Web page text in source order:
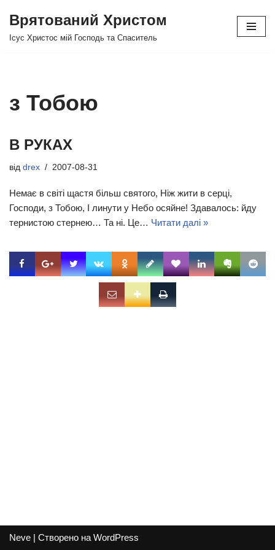
Перейти
Врятований Христом
Ісус Христос мій Господь та Спаситель
з Тобою
В РУКАХ
від drex 2007-08-31
Немає в світі щастя більш святого, Ніж жити в серці,
Господи, з Тобою, І линути у Небо осяйне! Здавалось: йду
тернистою стернею… Та ні. Це… Читати далі »
Neve | Створено на WordPress